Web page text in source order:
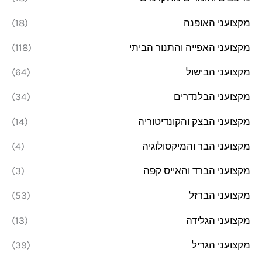
מקצועני האופנה (18)
מקצועני האפייה והתנור הביתי (118)
מקצועני הבישול (64)
מקצועני הבלנדרים (34)
מקצועני הבצק והקונדיטוריה (14)
מקצועני הבר והמיקסולוגיה (4)
מקצועני הברד והאייס קפה (3)
מקצועני הברזל (53)
מקצועני הגלידה (13)
מקצועני הגריל (39)